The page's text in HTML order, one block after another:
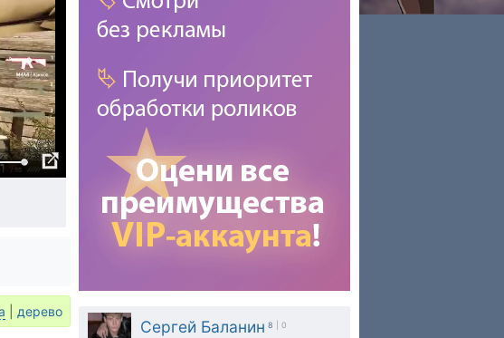
Сергей Баланин 8 | 0
дерево